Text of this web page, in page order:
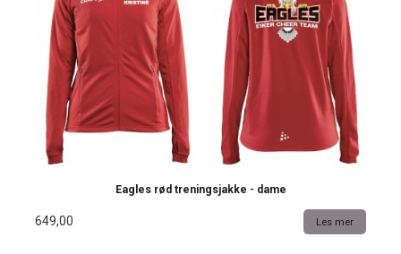
Eagles rød treningsjakke - dame
649,00 Les mer